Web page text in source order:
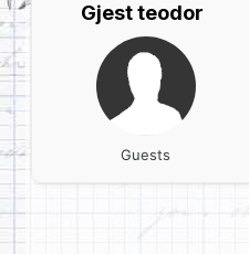
Gjest teodor
Guests